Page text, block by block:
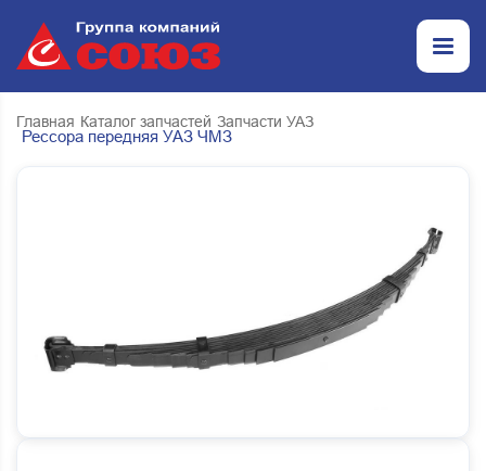
Главная Каталог запчастей Запчасти УАЗ
Рессора передняя УАЗ ЧМЗ